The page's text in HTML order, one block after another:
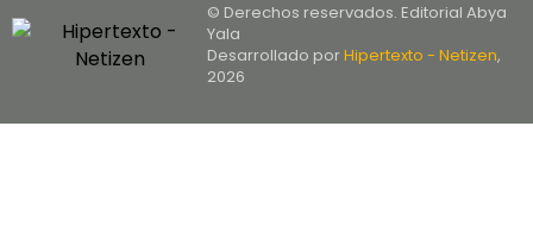
© Derechos reservados. Editorial Abya
Yala
Desarrollado porHipertexto - Netizen,
2026